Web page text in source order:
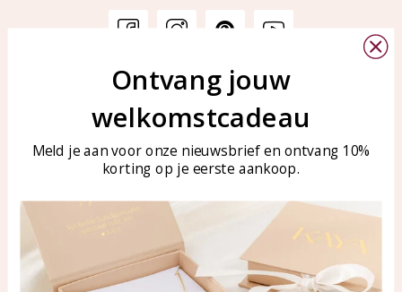
Customer service
Customer service
Care for your jewelry
KAYA Sieraden
Bellen of WhatsApp Ma-Vr
Tel: 0850003187
WhatsApp: 0850003187
klantenservice@kayasierade
Ontvang jouw
welkomstcadeau
Meld je aan voor onze nieuwsbrief en ontvang 10%
korting op je eerste aankoop.